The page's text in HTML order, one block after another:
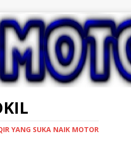
YANG SUKA NAIK MOTOR